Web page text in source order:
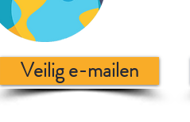
Veilig e-mailen